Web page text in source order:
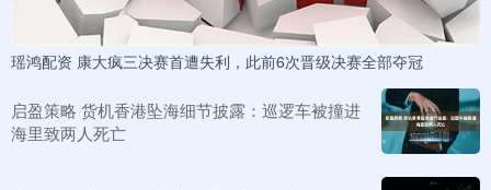
瑶鸿配资 康大疯三决赛首遭失利，此前6次晋级决赛全部夺冠
启盈策略 货机香港坠海细节披露：巡逻车被撞进
海里致两人死亡